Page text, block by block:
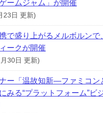
ームジャム」が開催
23日 更新)
で盛り上がるメルボルンで
ークが開催
30日 更新)
ー「温故知新—ファミコン
みる“プラットフォーム”ビ